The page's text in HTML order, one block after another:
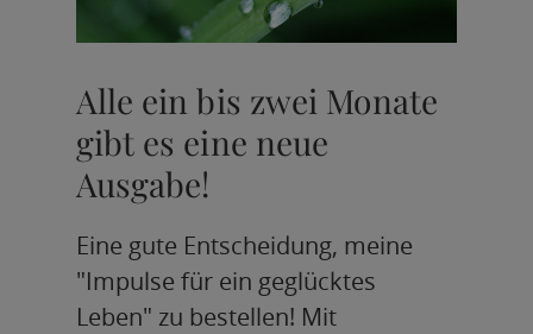
Alle ein bis zwei Monate
gibt es eine neue
Ausgabe!
Eine gute Entscheidung, meine
"Impulse für ein geglücktes
Leben" zu bestellen! Mit